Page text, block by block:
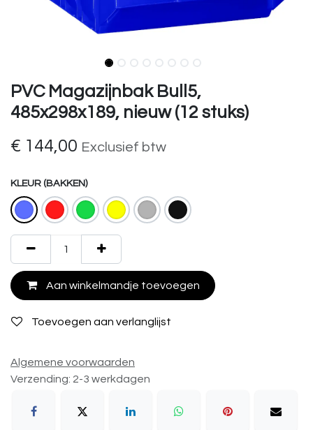
PVC Magazijnbak Bull5,
485x298x189, nieuw (12 stuks)
€ 144,00 Exclusief btw
KLEUR (BAKKEN)
Aan winkelmandje toevoegen
Toevoegen aan verlanglijst
Algemene voorwaarden
Verzending: 2-3 werkdagen